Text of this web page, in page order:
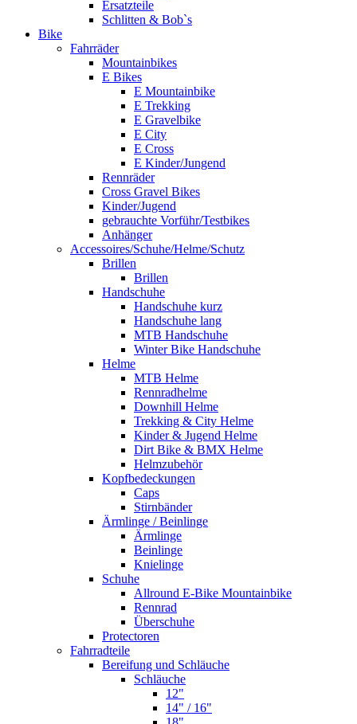
Ersatzteile
Schlitten & Bob`s
Bike
Fahrräder
Mountainbikes
E Bikes
E Mountainbike
E Trekking
E Gravelbike
E City
E Cross
E Kinder/Jungend
Rennräder
Cross Gravel Bikes
Kinder/Jugend
gebrauchte Vorführ/Testbikes
Anhänger
Accessoires/Schuhe/Helme/Schutz
Brillen
Brillen
Handschuhe
Handschuhe kurz
Handschuhe lang
MTB Handschuhe
Winter Bike Handschuhe
Helme
MTB Helme
Rennradhelme
Downhill Helme
Trekking & City Helme
Kinder & Jugend Helme
Dirt Bike & BMX Helme
Helmzubehör
Kopfbedeckungen
Caps
Stirnbänder
Ärmlinge / Beinlinge
Ärmlinge
Beinlinge
Knielinge
Schuhe
Allround E-Bike Mountainbike
Rennrad
Überschuhe
Protectoren
Fahrradteile
Bereifung und Schläuche
Schläuche
12"
14" / 16"